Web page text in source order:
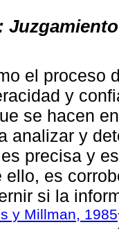
el proceso
y
se hacen
analizar y
precisa y
ello, es
si la
y Millman, 1985